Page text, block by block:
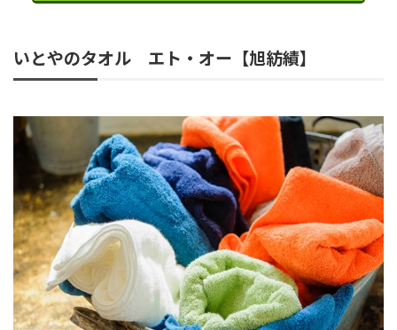
いとやのタオル エト・オー【旭紡績】